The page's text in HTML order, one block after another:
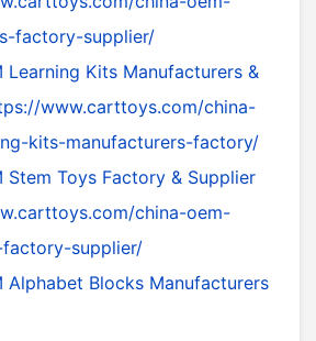
factory-supplier/
Learning Kits Manufacturers &
www.carttoys.com/china-
kits-manufacturers-factory/
Stem Toys Factory & Supplier
china-oem-
supplier/
Alphabet Blocks Manufacturers